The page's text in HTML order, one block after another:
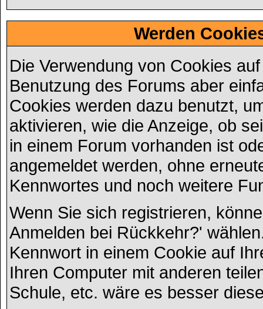
Werden
Die Verwendung von Cookies
Benutzung des Forums aber
Cookies werden dazu benutzt,
aktivieren, wie die Anzeige, ob
in einem Forum vorhanden ist
angemeldet werden, ohne
Kennwortes und noch weitere
Wenn Sie sich registrieren,
Anmelden bei Rückkehr?'
Kennwort in einem Cookie auf
Ihren Computer mit anderen
Schule, etc. wäre es besser